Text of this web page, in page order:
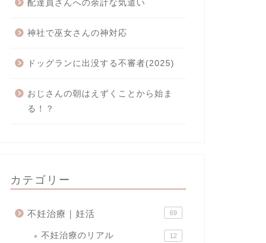
配達員さんへの余計な気遣い
神社で巫女さんの神対応
ドッグランに出没する不審者(2025)
おじさんの朝はえずくことから始ま
る！？
カテゴリー
不妊治療｜妊活 69
不妊治療のリアル 12